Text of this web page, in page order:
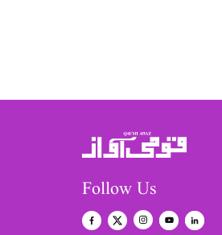
Follow Us